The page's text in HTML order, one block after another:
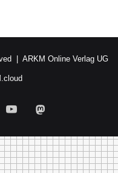
| ARKM Online Verlag UG
YouTube